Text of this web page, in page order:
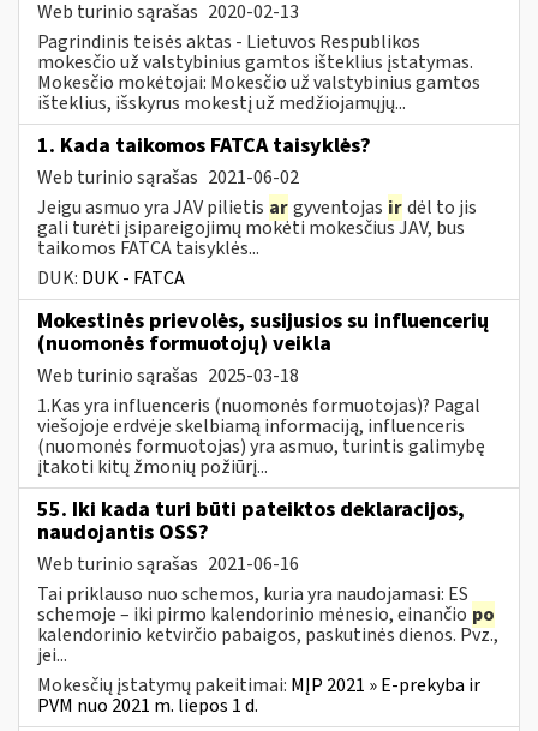
Web turinio sąrašas 2020-02-13
Pagrindinis teisės aktas - Lietuvos Respublikos
mokesčio už valstybinius gamtos išteklius įstatymas.
Mokesčio mokėtojai: Mokesčio už valstybinius gamtos
išteklius, išskyrus mokestį už medžiojamųjų...
1. Kada taikomos FATCA taisyklės?
Web turinio sąrašas 2021-06-02
Jeigu asmuo yra JAV pilietis argyventojas irdėl to jis
gali turėti įsipareigojimų mokėti mokesčius JAV, bus
taikomos FATCA taisyklės...
DUK: DUK - FATCA
Mokestinės prievolės, susijusios su influencerių
(nuomonės formuotojų) veikla
Web turinio sąrašas 2025-03-18
1.Kas yra influenceris (nuomonės formuotojas)? Pagal
viešojoje erdvėje skelbiamą informaciją, influenceris
(nuomonės formuotojas) yra asmuo, turintis galimybę
įtakoti kitų žmonių požiūrį...
55. Iki kada turi būti pateiktos deklaracijos,
naudojantis OSS?
Web turinio sąrašas 2021-06-16
Tai priklauso nuo schemos, kuria yra naudojamasi: ES
schemoje – iki pirmo kalendorinio mėnesio, einančio po
kalendorinio ketvirčio pabaigos, paskutinės dienos. Pvz.,
jei...
Mokesčių įstatymų pakeitimai: MĮP 2021 » E-prekyba ir
PVM nuo 2021 m. liepos 1 d.